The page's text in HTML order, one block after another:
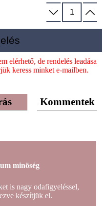
elérhető, de rendelés leadása
keress minket e-mailben.
Kommentek
minöség
is nagy odafigyeléssel,
készítjük el.